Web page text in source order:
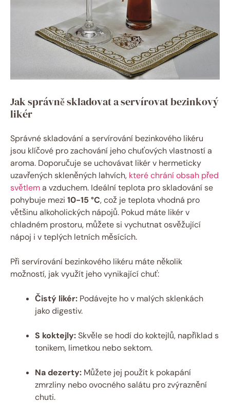
Jak správně skladovat a servírovat bezinkový
likér
Správné skladování a servírování bezinkového likéru
jsou klíčové pro zachování jeho chuťových vlastností a
aroma. Doporučuje se uchovávat likér v hermeticky
uzavřených skleněných lahvích, které chrání obsah před
světlema vzduchem. Ideální teplota pro skladování se
pohybuje mezi 10-15 °C, což je teplota vhodná pro
většinu alkoholických nápojů. Pokud máte likér v
chladném prostoru, můžete si vychutnat osvěžující
nápoj i v teplých letních měsících.
Při servírování bezinkového likéru máte několik
možností, jak využít jeho vynikající chuť:
Čistý likér: Podávejte ho v malých sklenkách
jako digestiv.
S koktejly:Skvěle se hodí do koktejlů, například s
tonikem, limetkou nebo sektom.
Na dezerty: Můžete jej použít k pokapání
zmrzliny nebo ovocného salátu pro zvýraznění
chuti.